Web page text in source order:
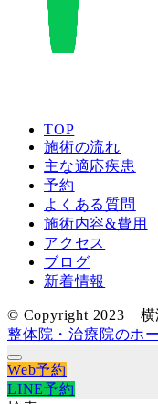
TOP
施術の流れ
主な適応疾患
予約
よくある質問
施術内容&費用
アクセス
ブログ
新着情報
© Copyright 2023 横
整体院・治療院のホ
Web予約
LINE予約